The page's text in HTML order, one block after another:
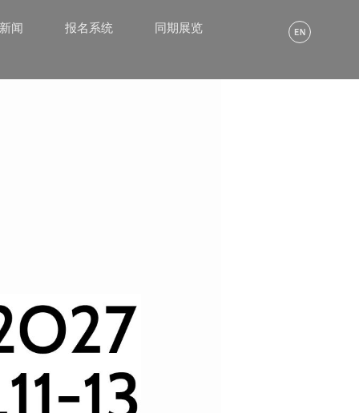
闻 报名系统 同期展览